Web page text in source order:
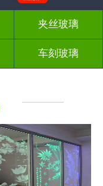
夹丝玻璃
车刻玻璃